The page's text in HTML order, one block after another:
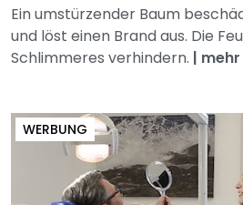
Ein umstürzender Baum
und löst einen Brand aus. Die
Schlimmeres verhindern. | mehr
WERBUNG